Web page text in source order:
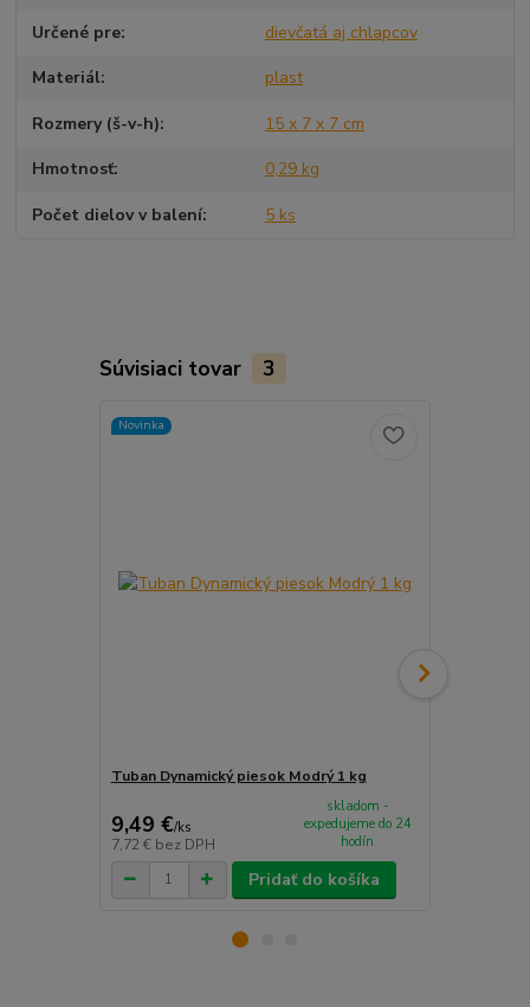
Určené pre dievčatá aj chlapcov
Materiál plast
Rozmery (š-v-h) 15 x 7 x 7 cm
Hmotnosť 0,29 kg
Počet dielov v balení 5 ks
Súvisiaci tovar 3
Novinka
Tuban Dynamický piesok Modrý 1 kg
9,49 €/ks
7,72 € bez DPH
skladom -
expedujeme do 24
hodín
Pridať do košíka